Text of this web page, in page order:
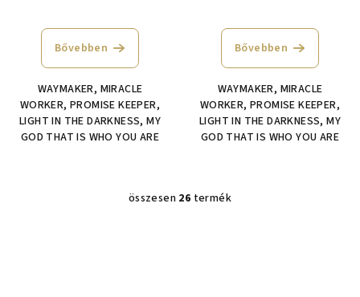
Bővebben
WAYMAKER, MIRACLE
WORKER, PROMISE KEEPER,
LIGHT IN THE DARKNESS, MY
GOD THAT IS WHO YOU ARE
Bővebben
WAYMAKER, MIRACLE
WORKER, PROMISE KEEPER,
LIGHT IN THE DARKNESS, MY
GOD THAT IS WHO YOU ARE
L
összesen 26 termék